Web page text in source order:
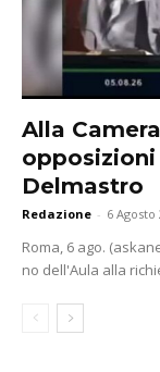
Alla
Delmastro
Redazione - 6 Agosto
Roma, 6 ago.
no dell'Aula alla